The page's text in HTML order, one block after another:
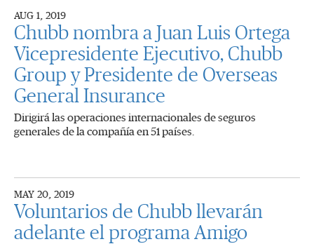
AUG 1, 2019
Chubb nombra a Juan Luis Ortega
Vicepresidente Ejecutivo, Chubb
Group y Presidente de Overseas
General Insurance
Dirigirá las operaciones internacionales de seguros
generales de la compañía en 51 países.
MAY 20, 2019
Voluntarios de Chubb llevarán
adelante el programa Amigo